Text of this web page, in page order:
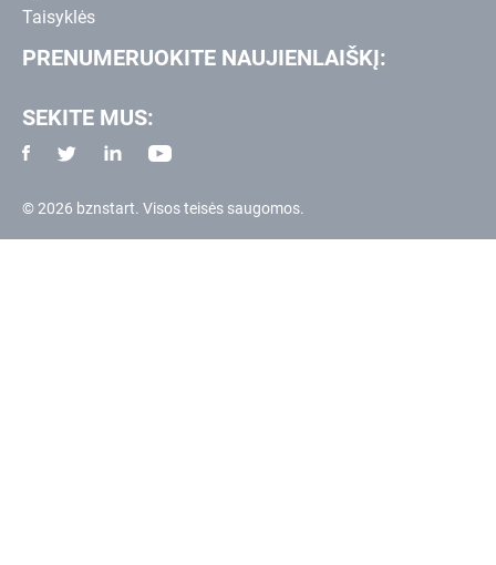
Taisyklės
PRENUMERUOKITE NAUJIENLAIŠKĮ:
SEKITE MUS:
© 2026 bznstart. Visos teisės saugomos.